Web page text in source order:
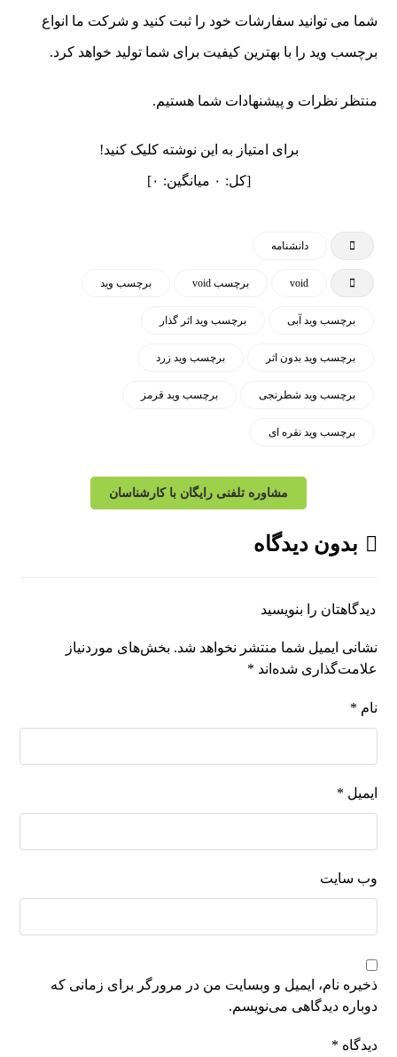
شما می توانید سفارشات خود را ثبت کنید و شرکت ما انواع
برچسب وید را با بهترین کیفیت برای شما تولید خواهد کرد.
منتظر نظرات و پیشنهادات شما هستیم.
برای امتیاز به این نوشته کلیک کنید!
[کل: ۰ میانگین: ۰]
دانشنامه
void برچسب void برچسب وید
برچسب وید آبی برچسب وید اثر گذار
برچسب وید بدون اثر برچسب وید زرد
برچسب وید شطرنجی برچسب وید قرمز
برچسب وید نقره ای
مشاوره تلفنی رایگان با کارشناسان
بدون دیدگاه
دیدگاهتان را بنویسید
نشانی ایمیل شما منتشر نخواهد شد. بخش‌های موردنیاز
علامت‌گذاری شده‌اند *
نام *
ایمیل *
وب‌ سایت
ذخیره نام، ایمیل و وبسایت من در مرورگر برای زمانی که
دوباره دیدگاهی می‌نویسم.
دیدگاه *